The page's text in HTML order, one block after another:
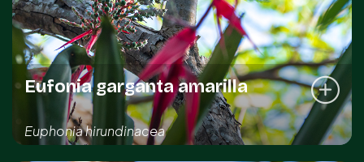
Eufonia garganta amarilla
Euphonia hirundinacea